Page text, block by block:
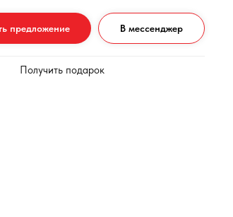
предложение В мессенджер
Получить подарок